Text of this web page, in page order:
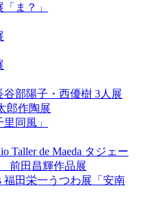
ま？」
部陽子・西優樹 3人展
郎作陶展
同風」
Taller de Maeda タジェー
前田昌輝作品展
福田栄一うつわ展「安南